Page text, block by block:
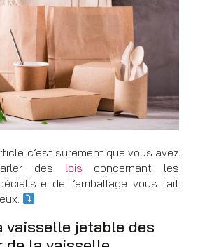
c’est surement que vous avez
des lois concernant les
de l’emballage vous fait
vaisselle jetable des